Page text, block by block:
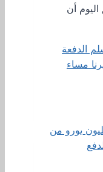
أن
الدفعة
مساء